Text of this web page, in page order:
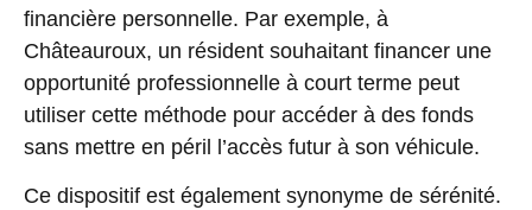
financière personnelle. Par exemple, à
Châteauroux, un résident souhaitant financer une
opportunité professionnelle à court terme peut
utiliser cette méthode pour accéder à des fonds
sans mettre en péril l’accès futur à son véhicule.
Ce dispositif est également synonyme de sérénité.